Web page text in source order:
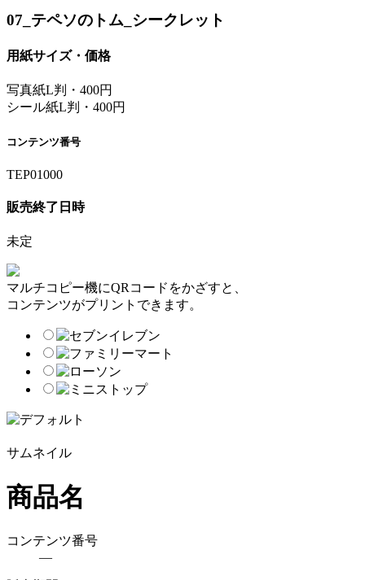
07_テペソのトム_シークレット
用紙サイズ・価格
写真紙L判・400円
シール紙L判・400円
コンテンツ番号
TEP01000
販売終了日時
未定
マルチコピー機にQRコードをかざすと、
コンテンツがプリントできます。
サムネイル
商品名
コンテンツ番号
―